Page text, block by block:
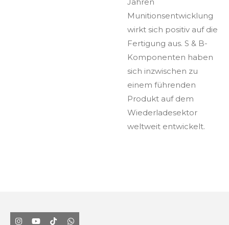
Munitionsentwicklung
wirkt sich positiv auf die
Fertigung aus. S & B-
Komponenten haben
sich inzwischen zu
einem führenden
Produkt auf dem
Wiederladesektor
weltweit entwickelt.